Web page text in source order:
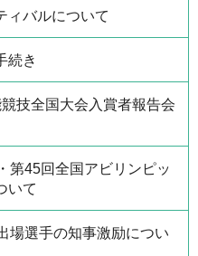
ィバルについて
続き
技全国大会入賞者報告会
第45回全国アビリンピッ
いて
場選手の知事激励につい